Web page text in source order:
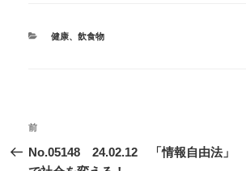
カ
健康、 飲食物
投
稿
前
の
前
No.05148 24.02.12 「情報自由法」